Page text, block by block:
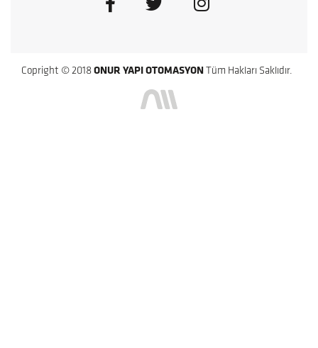
Copright © 2018 ONUR YAPI OTOMASYON Tüm Hakları Saklıdır.